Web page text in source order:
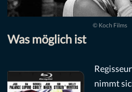
© Koch Films
Was möglich ist
Regisseur
nimmt